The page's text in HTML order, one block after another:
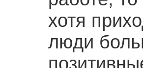
хотя
люди